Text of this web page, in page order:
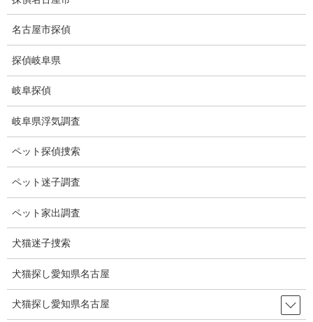
に
動
ョ
に
動
ブログ
HOME ブログ
2021-07-16
ブログ
100年に1度咲く花
神奈川県伊勢原市の男性87歳が71年前に植えたリュウゼツランが
黄色い花を咲かせた。
リュウゼツランは50年～100年に1度咲くと言われています。
1950年に平塚農業高校1年だったとき、学校から30センチ大の株
名古屋市探偵
探偵岐阜県
岐阜探偵
岐阜県浮気調査
ペット探偵捜索
ペット迷子調査
ペット家出調査
犬猫迷子捜索
犬猫探し愛知県名古屋
犬猫探し愛知県名古屋